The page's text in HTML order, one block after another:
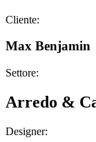
Cliente:
Max Benjamin
Settore:
Arredo &
Designer: